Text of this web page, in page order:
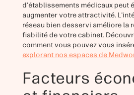
d'établissements médicaux peut
augmenter votre attractivité.
réseau bien desservi améliore la
fiabilité de votre cabinet.
comment vous pouvez vous
explorant nos espaces de
Facteurs